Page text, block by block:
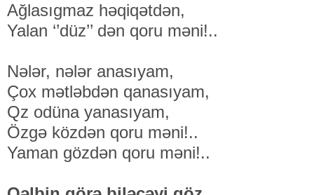
Ağlasıgmaz həqiqətdən,
Yalan ‘’düz’’ dən qoru məni!..
Nələr, nələr anasıyam,
Çox mətləbdən qanasıyam,
Qz odüna yanasıyam,
Özgə közdən qoru məni!..
Yaman gözdən qoru məni!..